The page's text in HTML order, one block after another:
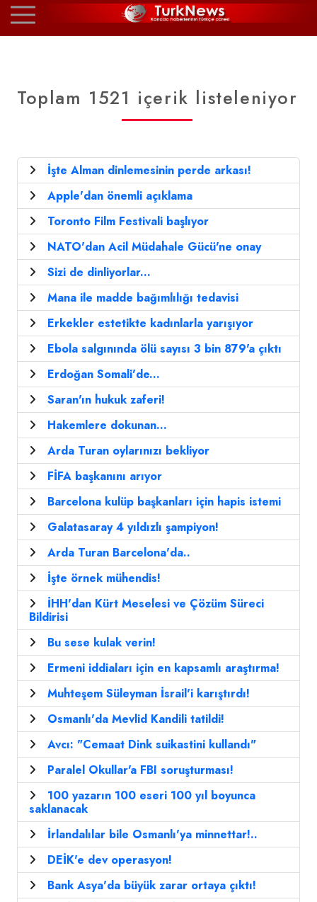
Toplam 1521 içerik listeleniyor
İşte Alman dinlemesinin perde arkası!
Apple'dan önemli açıklama
Toronto Film Festivali başlıyor
NATO'dan Acil Müdahale Gücü'ne onay
Sizi de dinliyorlar...
Mana ile madde bağımlılığı tedavisi
Erkekler estetikte kadınlarla yarışıyor
Ebola salgınında ölü sayısı 3 bin 879'a çıktı
Erdoğan Somali'de...
Saran'ın hukuk zaferi!
Hakemlere dokunan...
Arda Turan oylarınızı bekliyor
FİFA başkanını arıyor
Barcelona kulüp başkanları için hapis istemi
Galatasaray 4 yıldızlı şampiyon!
Arda Turan Barcelona'da..
İşte örnek mühendis!
İHH'dan Kürt Meselesi ve Çözüm Süreci
Bildirisi
Bu sese kulak verin!
Ermeni iddiaları için en kapsamlı araştırma!
Muhteşem Süleyman İsrail'i karıştırdı!
Osmanlı'da Mevlid Kandili tatildi!
Avcı: "Cemaat Dink suikastini kullandı"
Paralel Okullar'a FBI soruşturması!
100 yazarın 100 eseri 100 yıl boyunca
saklanacak
İrlandalılar bile Osmanlı'ya minnettar!..
DEİK'e dev operasyon!
Bank Asya'da büyük zarar ortaya çıktı!